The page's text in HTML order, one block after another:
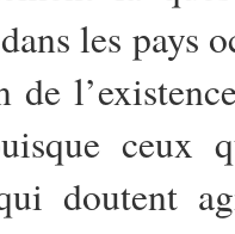
les pays
de
doutent